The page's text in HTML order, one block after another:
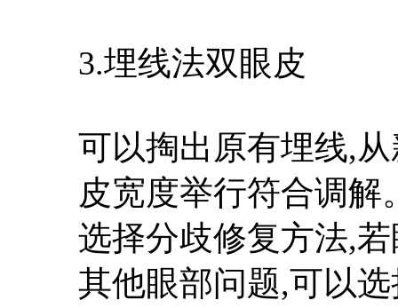
3.埋线法双眼皮
可以掏出原有埋线,
皮宽度举行符合调
选择分歧修复方法,
其他眼部问题,可以